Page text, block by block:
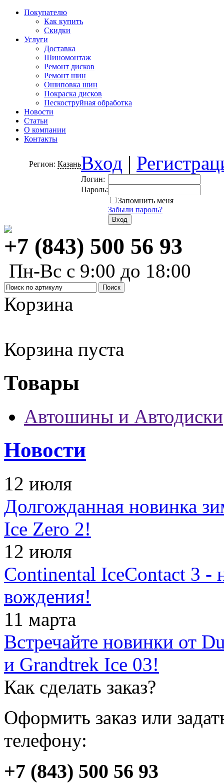
Покупателю
Как купить
Скидки
Услуги
Доставка
Шиномонтаж
Ремонт дисков
Ремонт шин
Ошиповка шин
Покраска дисков
Пескоструйная обработка
Новости
Статьи
О компании
Контакты
Регион: КазаньВход |
Логин:
Пароль:
Запомнить меня
Забыли пароль?
+7 (843) 500 56 93
Пн-Вс с 9:00 до 18:00
Корзина
Корзина пуста
Товары
Автошины и Автодиски
Новости
12 июля
Долгожданная новинка
Ice Zero 2!
12 июля
Continental IceContact 3 -
вождения!
11 марта
Встречайте новинки от
и Grandtrek Ice 03!
Как сделать заказ?
Оформить заказ или
телефону:
+7 (843) 500 56 93